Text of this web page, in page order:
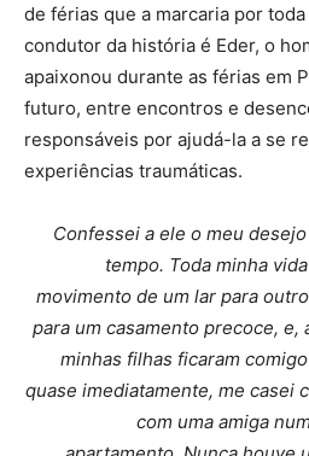
de férias que a marcaria por
condutor da história é Eder, o
apaixonou durante as férias em
futuro, entre encontros e
responsáveis por ajudá-la a se
experiências traumáticas.
Confessei a ele o meu
tempo. Toda minha
movimento de um lar para
para um casamento precoce,
minhas filhas ficaram
quase imediatamente, me casei
com uma amiga